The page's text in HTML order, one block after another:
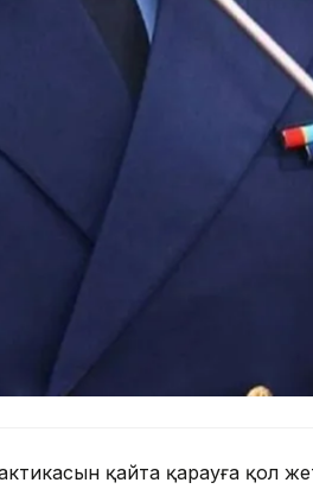
қайта қарауға қол